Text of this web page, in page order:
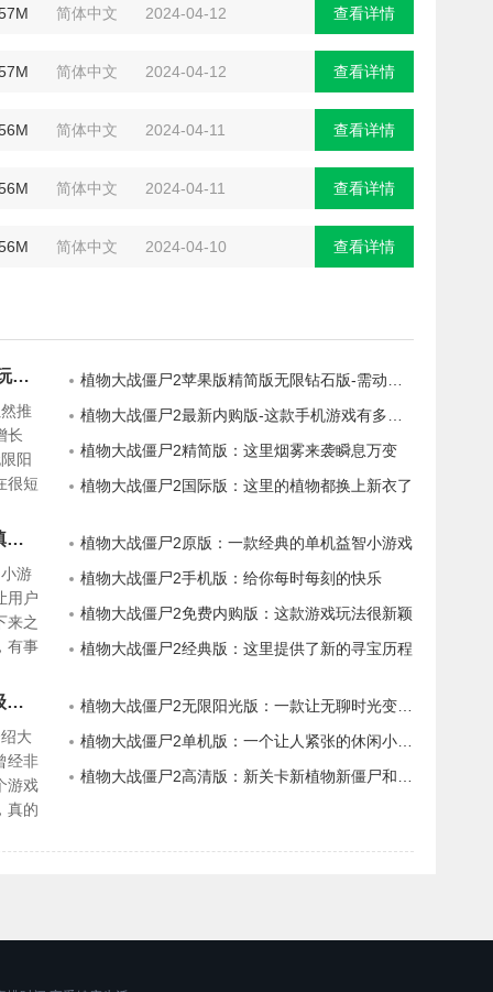
简体中文 2024-04-12 查看详情
简体中文 2024-04-12 查看详情
简体中文 2024-04-11 查看详情
简体中文 2024-04-11 查看详情
简体中文 2024-04-10 查看详情
植物大战僵尸2无限阳光无冷却-让你玩得高兴的休闲游戏
推
长
阳
很短
植物大战僵尸2苹果版精简版无限钻石版-需动脑的手机游戏
植物大战僵尸2最新内购版-这款手机游戏有多种类型的植物
植物大战僵尸2精简版：这里烟雾来袭瞬息万变
植物大战僵尸2国际版：这里的植物都换上新衣了
植物大战僵尸2官方正版：一款能够填补你无聊时光的游戏
游
用户
来之
有事
植物大战僵尸2原版：一款经典的单机益智小游戏
植物大战僵尸2手机版：给你每时每刻的快乐
植物大战僵尸2免费内购版：这款游戏玩法很新颖
植物大战僵尸2经典版：这里提供了新的寻宝历程
植物大战僵尸2无限钻石版：一款超级火爆的单机手游
大
经非
游戏
真的
植物大战僵尸2无限阳光版：一款让无聊时光变得有趣的游戏
植物大战僵尸2单机版：一个让人紧张的休闲小游戏
植物大战僵尸2高清版：新关卡新植物新僵尸和新场景